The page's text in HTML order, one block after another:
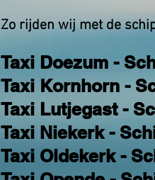
Zo rijden wij met de
Taxi Doezum -
Taxi Kornhorn -
Taxi Lutjegast -
Taxi Niekerk -
Taxi Oldekerk -